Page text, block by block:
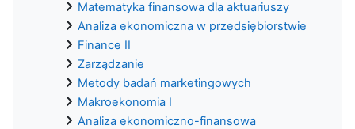
Matematyka finansowa dla aktuariuszy
Analiza ekonomiczna w przedsiębiorstwie
Finance II
Zarządzanie
Metody badań marketingowych
Makroekonomia I
Analiza ekonomiczno-finansowa